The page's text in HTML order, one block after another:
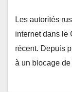
Les autorités
internet dans le
récent. Depuis
à un blocage